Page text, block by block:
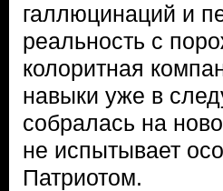
галлюцинаций и
реальность с
колоритная
навыки уже в
собралась на
не испытывает
Патриотом.